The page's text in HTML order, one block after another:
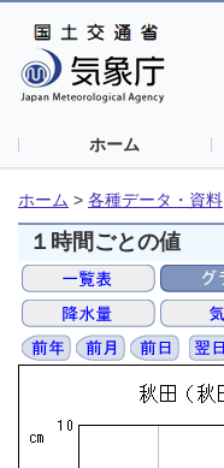
ホーム
ホーム > 各種データ・資料
１時間ごとの値